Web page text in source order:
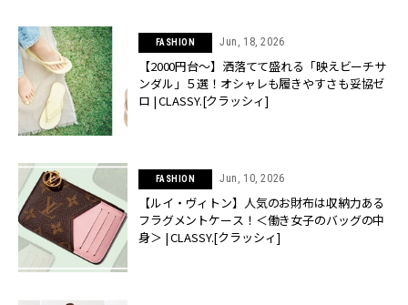
FASHION Jun, 18, 2026
【2000円台〜】洒落てて盛れる「映えビーチサ
ンダル」５選！オシャレも履きやすさも妥協ゼ
ロ | CLASSY.[クラッシィ]
FASHION Jun, 10, 2026
【ルイ・ヴィトン】人気のお財布は収納力ある
フラグメントケース！＜働き女子のバッグの中
身＞ | CLASSY.[クラッシィ]